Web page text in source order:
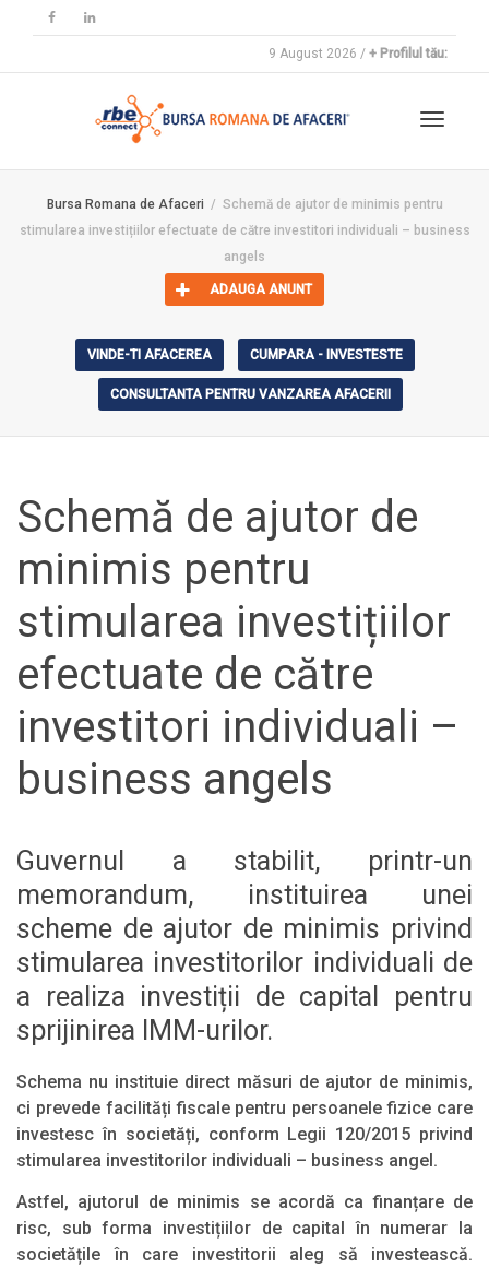
9 August 2026 / + Profilul tău:
Bursa Romana de Afaceri
Schemă de ajutor de minimis pentru
stimularea investițiilor efectuate de către investitori individuali – business
angels
ADAUGA ANUNT
VINDE-TI AFACEREA CUMPARA - INVESTESTE
CONSULTANTA PENTRU VANZAREA AFACERII
Schemă de ajutor de
minimis pentru
stimularea investițiilor
efectuate de către
investitori individuali –
business angels
Guvernul a stabilit, printr-un
memorandum, instituirea unei
scheme de ajutor de minimis privind
stimularea investitorilor individuali de
a realiza investiții de capital pentru
sprijinirea IMM-urilor.
Schema nu instituie direct măsuri de ajutor de minimis,
ci prevede facilități fiscale pentru persoanele fizice care
investesc în societăți, conform Legii 120/2015 privind
stimularea investitorilor individuali – business angel.
Astfel, ajutorul de minimis se acordă ca finanțare de
risc, sub forma investițiilor de capital în numerar la
societățile în care investitorii aleg să investească.